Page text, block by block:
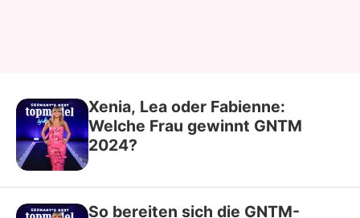
Xenia, Lea oder Fabienne:
Welche Frau gewinnt GNTM
2024?
So bereiten sich die GNTM-